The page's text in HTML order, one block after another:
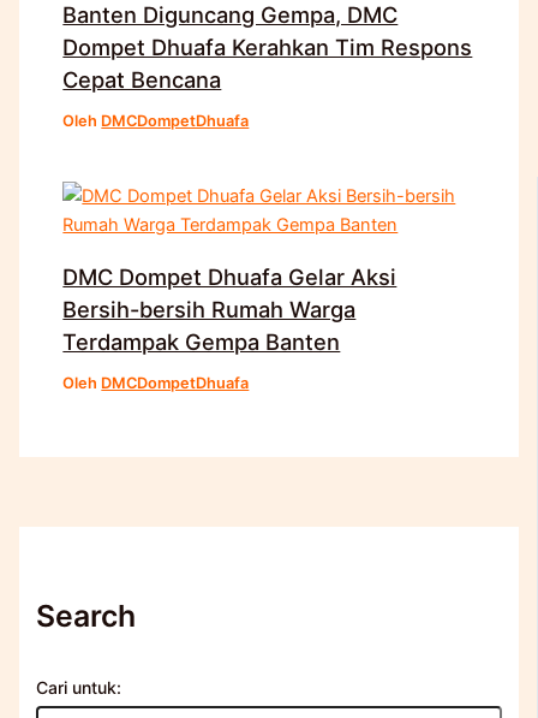
Banten Diguncang Gempa, DMC
Dompet Dhuafa Kerahkan Tim Respons
Cepat Bencana
Oleh DMCDompetDhuafa
DMC Dompet Dhuafa Gelar Aksi
Bersih-bersih Rumah Warga
Terdampak Gempa Banten
Oleh DMCDompetDhuafa
Search
Cari untuk: